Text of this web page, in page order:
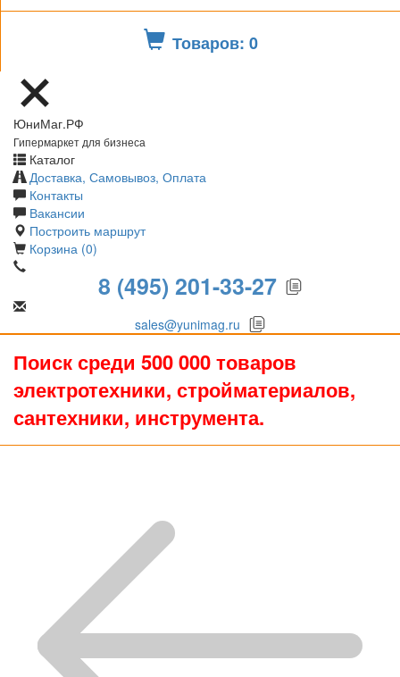
Товаров: 0
ЮниМаг.РФ
Гипермаркет для бизнеса
Каталог
Доставка, Самовывоз, Оплата
Контакты
Вакансии
Построить маршрут
Корзина (0)
8 (495) 201-33-27
sales@yunimag.ru
Поиск среди 500 000 товаров
электротехники, стройматериалов,
сантехники, инструмента.